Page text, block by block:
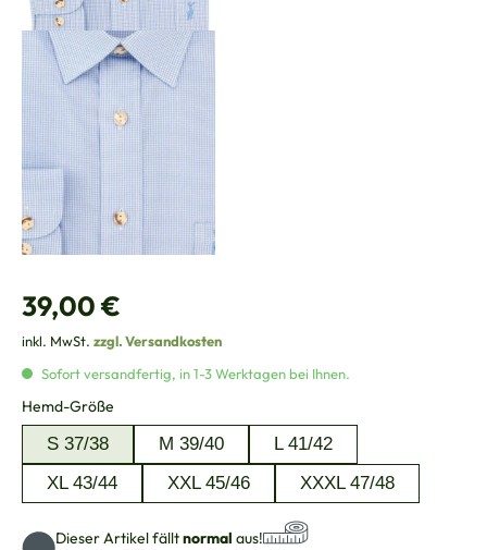
Regulärer Preis:
39,00 €
inkl. MwSt. zzgl. Versandkosten
Sofort versandfertig, in 1-3 Werktagen bei Ihnen.
Hemd-Größe
S 37/38 M 39/40
L 41/42
XL 43/44
XXL 45/46 XXXL 47/48
Dieser Artikel fälltnormal aus!